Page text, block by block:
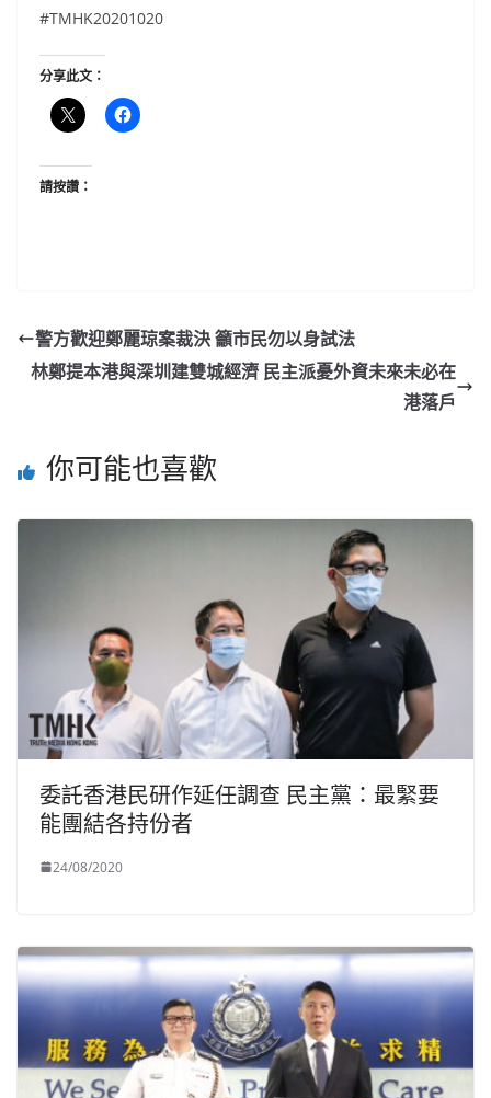
#TMHK20201020
分享此文：
請按讚：
警方歡迎鄭麗琼案裁決 籲市民勿以身試法
林鄭提本港與深圳建雙城經濟 民主派憂外資未來未必在
港落戶
你可能也喜歡
委託香港民研作延任調查 民主黨：最緊要
能團結各持份者
24/08/2020